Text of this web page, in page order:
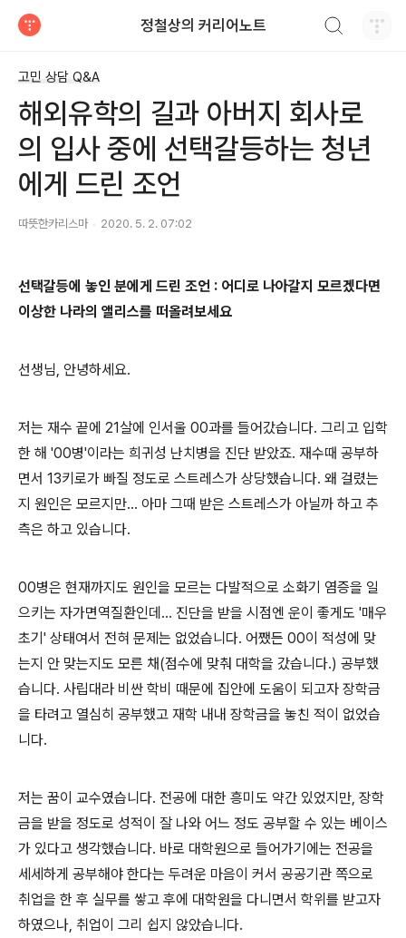
정철상의 커리어노트
고민 상담 Q&A
해외유학의 길과 아버지 회사로
의 입사 중에 선택갈등하는 청년
에게 드린 조언
따뜻한카리스마 2020. 5. 2. 07:02
선택갈등에 놓인 분에게 드린 조언 : 어디로 나아갈지 모르겠다면
이상한 나라의 앨리스를 떠올려보세요
선생님, 안녕하세요.
저는 재수 끝에 21살에 인서울 00과를 들어갔습니다. 그리고 입학
한 해 '00병'이라는 희귀성 난치병을 진단 받았죠. 재수때 공부하
면서 13키로가 빠질 정도로 스트레스가 상당했습니다. 왜 걸렸는
지 원인은 모르지만... 아마 그때 받은 스트레스가 아닐까 하고 추
측은 하고 있습니다.
00병은 현재까지도 원인을 모르는 다발적으로 소화기 염증을 일
으키는 자가면역질환인데 ... 진단을 받을 시점엔 운이 좋게도 '매우
초기 ' 상태여서 전혀 문제는 없었습니다. 어쨌든 00이 적성에 맞
는지 안 맞는지도 모른 채(점수에 맞춰 대학을 갔습니다.) 공부했
습니다. 사립대라 비싼 학비 때문에 집안에 도움이 되고자 장학금
을 타려고 열심히 공부했고 재학 내내 장학금을 놓친 적이 없었습
니다.
저는 꿈이 교수였습니다. 전공에 대한 흥미도 약간 있었지만, 장학
금을 받을 정도로 성적이 잘 나와 어느 정도 공부할 수 있는 베이스
가 있다고 생각했습니다. 바로 대학원으로 들어가기에는 전공을
세세하게 공부해야 한다는 두려운 마음이 커서 공공기관 쪽으로
취업을 한 후 실무를 쌓고 후에 대학원을 다니면서 학위를 받고자
하였으나, 취업이 그리 쉽지 않았습니다.